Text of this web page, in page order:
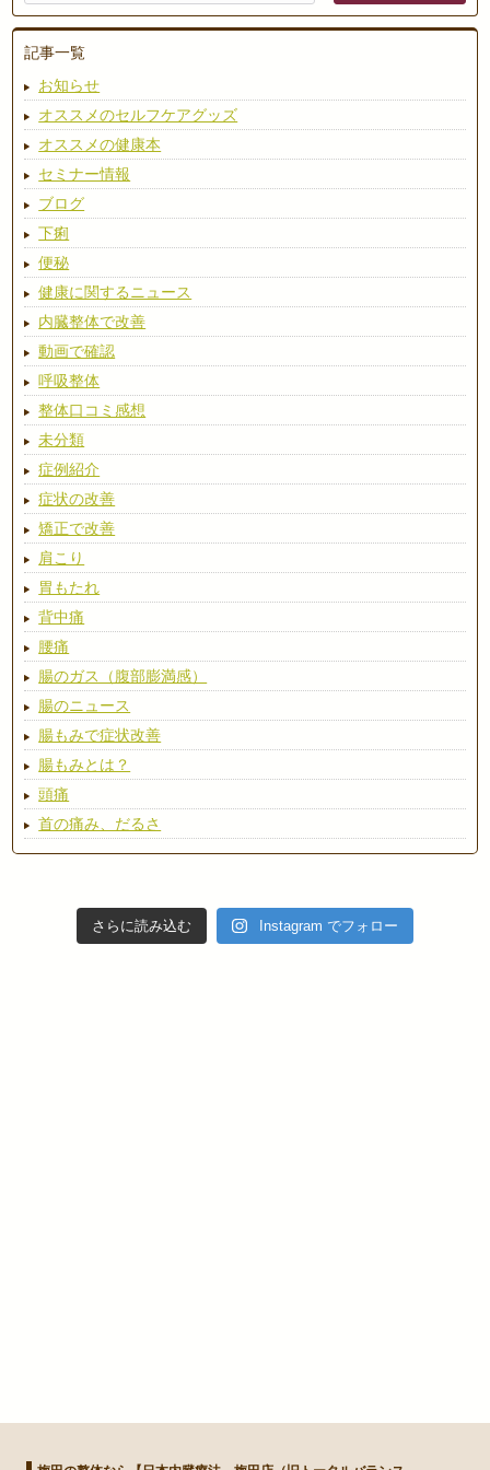
記事一覧
お知らせ
オススメのセルフケアグッズ
オススメの健康本
セミナー情報
ブログ
下痢
便秘
健康に関するニュース
内臓整体で改善
動画で確認
呼吸整体
整体口コミ感想
未分類
症例紹介
症状の改善
矯正で改善
肩こり
胃もたれ
背中痛
腰痛
腸のガス（腹部膨満感）
腸のニュース
腸もみで症状改善
腸もみとは？
頭痛
首の痛み、だるさ
さらに読み込む Instagram でフォロー